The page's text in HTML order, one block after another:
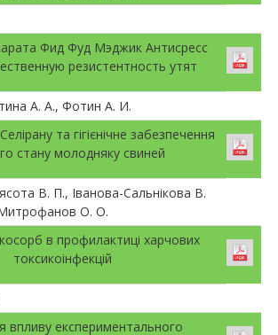
Фид Фуд Мэджик Антисресс
резистентность утят
А. А., Фотин А. И.
та гігієнічне забезпечення
стану молодняку свиней
В. П., Іванова-Сальнікова В.
О. О.
в профилактиці харчових
токсикоінфекцій
впливу експериментального